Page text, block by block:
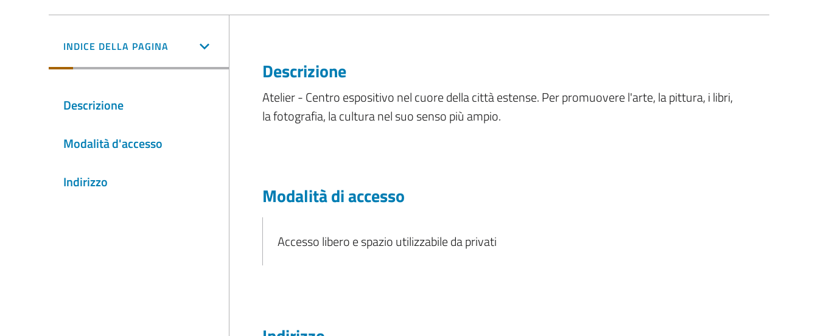
INDICE DELLA PAGINA
Descrizione
Modalità d'accesso
Indirizzo
Descrizione
Atelier - Centro espositivo nel cuore della città estense. Per promuovere l'arte, la pittura, i libri,
la fotografia, la cultura nel suo senso più ampio.
Modalità di accesso
Accesso libero e spazio utilizzabile da privati